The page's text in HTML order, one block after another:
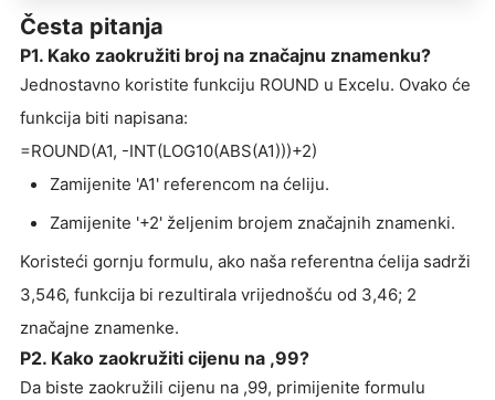
Česta pitanja
P1. Kako zaokružiti broj na značajnu znamenku?
Jednostavno koristite funkciju ROUND u Excelu. Ovako će
funkcija biti napisana:
=ROUND(A1, -INT(LOG10(ABS(A1)))+2)
Zamijenite 'A1' referencom na ćeliju.
Zamijenite '+2' željenim brojem značajnih znamenki.
Koristeći gornju formulu, ako naša referentna ćelija sadrži
3,546, funkcija bi rezultirala vrijednošću od 3,46; 2
značajne znamenke.
P2. Kako zaokružiti cijenu na ,99?
Da biste zaokružili cijenu na ,99, primijenite formulu